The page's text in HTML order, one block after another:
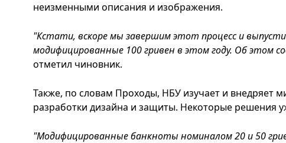
неизменными описания и изображения.
"Кстати, вскоре мы завершим этот процесс и
модифицированные 100 гривен в этом году. Об этом
отметил чиновник.
Также, по словам Проходы, НБУ изучает и внедряет
разработки дизайна и защиты. Некоторые решения
"Модифицированные банкноты номиналом 20 и 50